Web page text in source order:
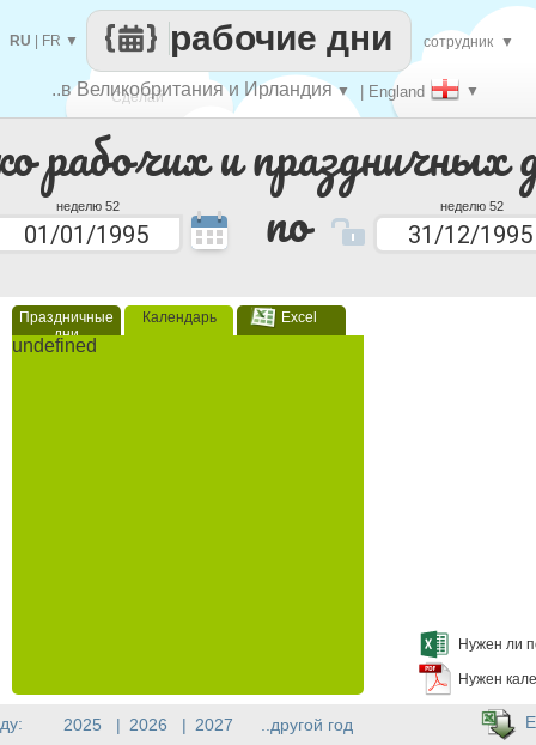
рабочих и праздничных
неделю 52 по неделю 52
Праздничные
дни
Календарь Excel
undefined
Нужен ли
Нужен
Сделай
каждый
..в Великобритания и Ирландия ▼ | England ▼
рабочие дни
RU FR ▼ сотрудник ▼
2025 | 2026 | 2027 ..другой год